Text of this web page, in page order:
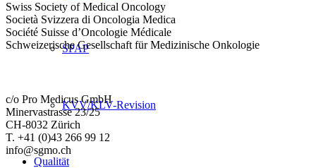
SPAP
KVV/KLV-Revision
Qualität
Swiss Society of Medical Oncology
Società Svizzera di Oncologia Medica
Société Suisse d’Oncologie Médicale
Schweizerische Gesellschaft für Medizinische Onkologie
c/o Pro Medicus GmbH
Minervastrasse 23/25
CH-8032 Zürich
T. +41 (0)43 266 99 12
info@sgmo.ch